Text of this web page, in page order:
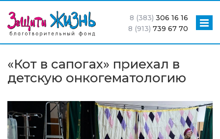
8 (383) 306 16 16
8 (913) 739 67 70
«Кот в сапогах» приехал в
детскую онкогематологию